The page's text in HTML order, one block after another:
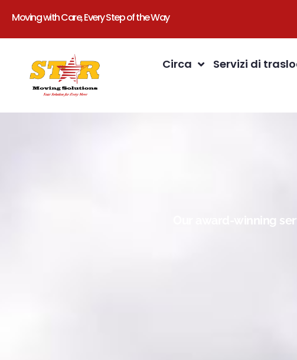
Moving with Care, Every Step of the Way
Circa Servizi di
Our award-winning